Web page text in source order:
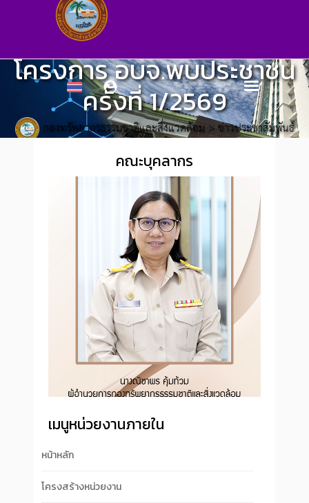
โครงการ อบจ.พบประชาชน
ครั้งที่ 1/2569
กองทรัพยากรธรรมชาติและสิ่งแวดล้อม>ข่าวประชาสัมพันธ์
คณะบุคลากร
เมนูหน่วยงานภายใน
หน้าหลัก
โครงสร้างหน่วยงาน